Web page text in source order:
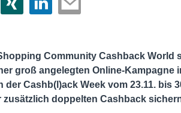
Community Cashback World
groß angelegten Online-Kampagne
Cashb(l)ack Week vom 23.11. bis
doppelten Cashback